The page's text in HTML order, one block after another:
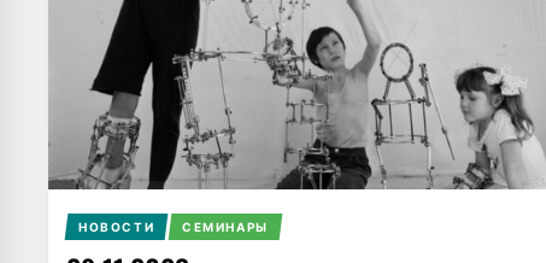
НОВОСТИ СЕМИНАРЫ